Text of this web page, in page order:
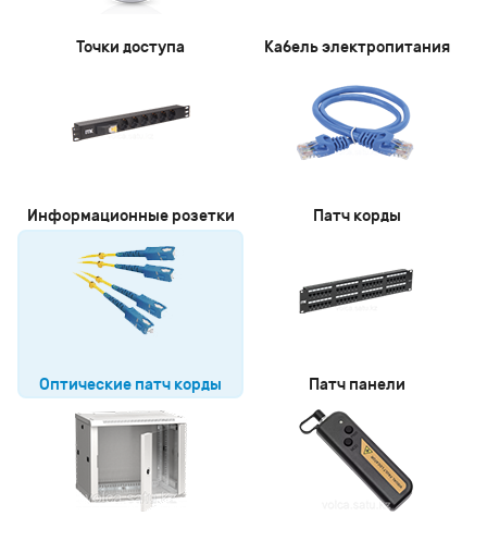
Точки доступа Кабель электропитания
Информационные розетки Патч корды
Оптические патч корды Патч панели